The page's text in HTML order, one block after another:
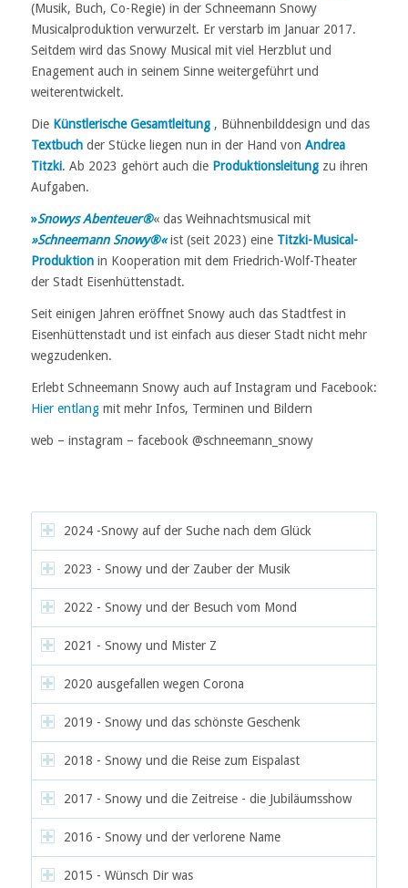
(Musik, Buch, Co-Regie) in der Schneemann Snowy
Musicalproduktion verwurzelt. Er verstarb im Januar 2017.
Seitdem wird das Snowy Musical mit viel Herzblut und
Enagement auch in seinem Sinne weitergeführt und
weiterentwickelt.
Die Künstlerische Gesamtleitung, Bühnenbilddesign und das
Textbuchder Stücke liegen nun in der Hand von Andrea
Titzki. Ab 2023 gehört auch die Produktionsleitungzu ihren
Aufgaben.
»Snowys Abenteuer®« das Weihnachtsmusical mit
»Schneemann Snowy®«ist (seit 2023) eine Titzki-Musical-
Produktionin Kooperation mit dem Friedrich-Wolf-Theater
der Stadt Eisenhüttenstadt.
Seit einigen Jahren eröffnet Snowy auch das Stadtfest in
Eisenhüttenstadt und ist einfach aus dieser Stadt nicht mehr
wegzudenken.
Erlebt Schneemann Snowy auch auf Instagram und Facebook:
Hier entlang mit mehr Infos, Terminen und Bildern
web – instagram – facebook @schneemann_snowy
2024 -Snowy auf der Suche nach dem Glück
2023 - Snowy und der Zauber der Musik
2022 - Snowy und der Besuch vom Mond
2021 - Snowy und Mister Z
2020 ausgefallen wegen Corona
2019 - Snowy und das schönste Geschenk
2018 - Snowy und die Reise zum Eispalast
2017 - Snowy und die Zeitreise - die Jubiläumsshow
2016 - Snowy und der verlorene Name
2015 - Wünsch Dir was